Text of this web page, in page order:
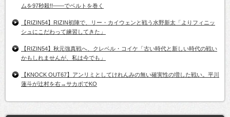
ムを97秒殺!!――でベルトを巻く
【RIZIN54】RIZIN初陣で、リー・カイウェンと戦う水野新太「よりフィニッ
シュにこだわって練習してきた」
【RIZIN54】秋元強真戦へ、クレベル・コイケ「古い時代と新しい時代の戦い
かもしれませんが、私は今でも」
【KNOCK OUT67】アンリミとしてけれんみの無い確実性の増した戦い。平川
蓮斗が辻村を右→サカボでKO